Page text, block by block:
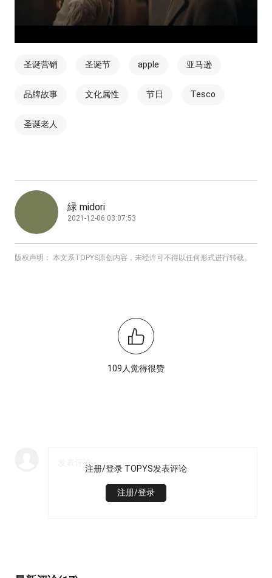
圣诞营销 圣诞节 apple 亚马逊
品牌故事 文化属性 节日 Tesco
圣诞老人
緑 midori
2021-12-06 03:07:53
版权声明： 本文系TOPYS原创内容，未经许可不得以任何形式进行转载。
109人觉得很赞
注册/登录 TOPYS发表评论
注册/登录